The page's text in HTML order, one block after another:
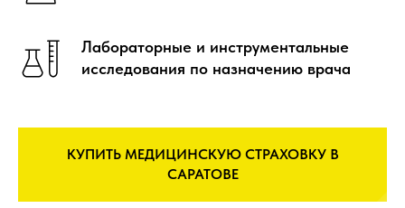
Лабораторные и инструментальные
исследования по назначению врача
КУПИТЬ МЕДИЦИНСКУЮ СТРАХОВКУ В
САРАТОВЕ